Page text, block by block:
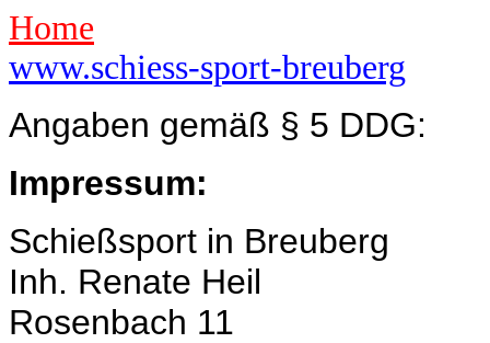
Home
www.schiess-sport-breuberg
Angaben gemäß § 5 DDG:
Impressum:
Schießsport in Breuberg
Inh. Renate Heil
Rosenbach 11